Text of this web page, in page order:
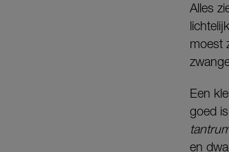
Alles
moest
Een
goed
en